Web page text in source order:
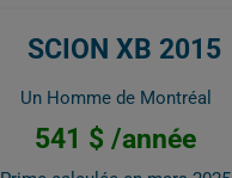
SCION XB 2015
Un Homme de Montréal
541 $ /année